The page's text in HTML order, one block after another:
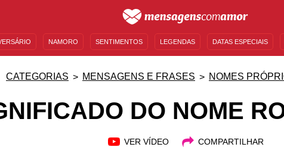
NAMORO SENTIMENTOS LEGENDAS DATAS ESPECIAIS
CATEGORIAS MENSAGENS E FRASES NOMES
DO NOME
VER VÍDEO COMPARTILHAR